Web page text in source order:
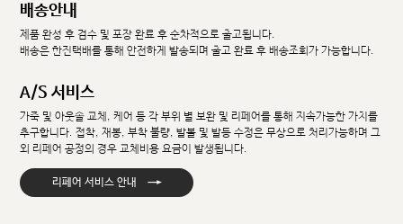
배송안내
제품 완성 후 검수 및 포장 완료 후 순차적으로 출고됩니다.
배송은 한진택배를 통해 안전하게 발송되며 출고 완료 후 배송조회가 가능합니다.
A/S 서비스
가죽 및 아웃솔 교체, 케어 등 각 부위 별 보완 및 리페어를 통해 지속가능한 가치를
추구합니다. 접착, 재봉, 부착 불량, 발볼 및 발등 수정은 무상으로 처리가능하며 그
외 리페어 공정의 경우 교체비용 요금이 발생됩니다.
리페어 서비스 안내 →